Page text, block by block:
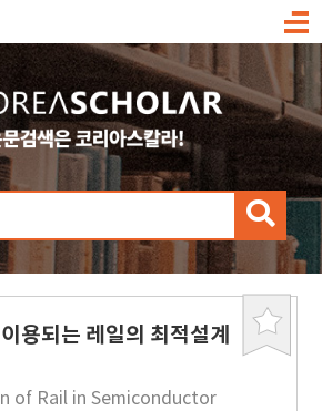
메
검
북
용되는 레일의 최적설계
of Rail in Semiconductor